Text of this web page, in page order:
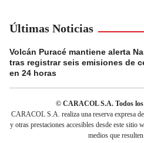
Últimas Noticias
Volcán Puracé mantiene alerta
tras registrar seis emisiones de
en 24 horas
© CARACOL S.A. Todos los
CARACOL S.A. realiza una reserva expresa
y otras prestaciones accesibles desde este sitio
medios que